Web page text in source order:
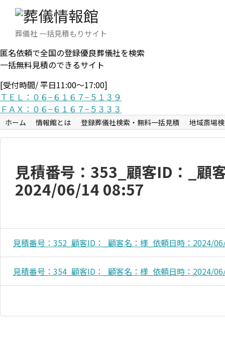
葬儀社 一括見積もりサイト
匿名依頼で全国の登録優良葬儀社を検索
一括無料見積のできるサイト
[受付時間/ 平日11:00〜17:00]
ＴＥＬ：０６−６１６７−５１３９
ＦＡＸ：０６−６１６７−５３３３
ホーム 情報館とは 登録葬儀社検索・無料一括見積 地域斎場
見積番号：353_顧客ID：_顧
2024/06/14 08:57
見積番号：352_顧客ID：_顧客名：様_依頼日時：2024/
見積番号：354_顧客ID：_顧客名：様_依頼日時：2024/